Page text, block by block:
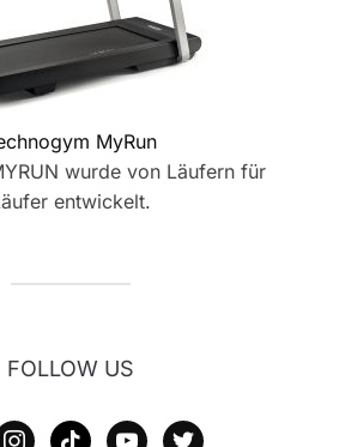
MyRun
wurde von Läufern für
entwickelt.
FOLLOW US
tiktok youtubetwitter